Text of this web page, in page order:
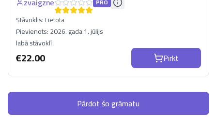
Stāvoklis:Lietota
Pievienots:2026. gada 1. jūlijs
labā stāvoklī
€22.00 Pirkt
Pārdot šo grāmatu